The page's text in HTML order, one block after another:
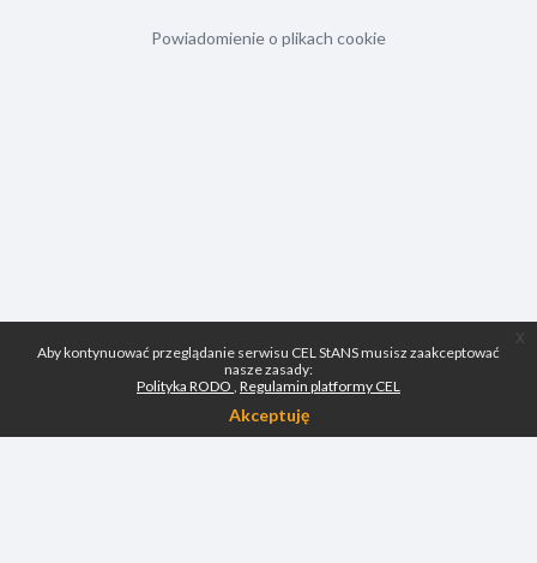
Aby kontynuować przeglądanie serwisu CEL StANS musisz zaakceptować
nasze zasady:
Polityka RODO Regulamin platformy CEL
Akceptuję
Powiadomienie o plikach cookie